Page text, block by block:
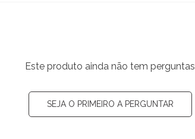
Este produto ainda não tem perguntas
SEJA O PRIMEIRO A PERGUNTAR